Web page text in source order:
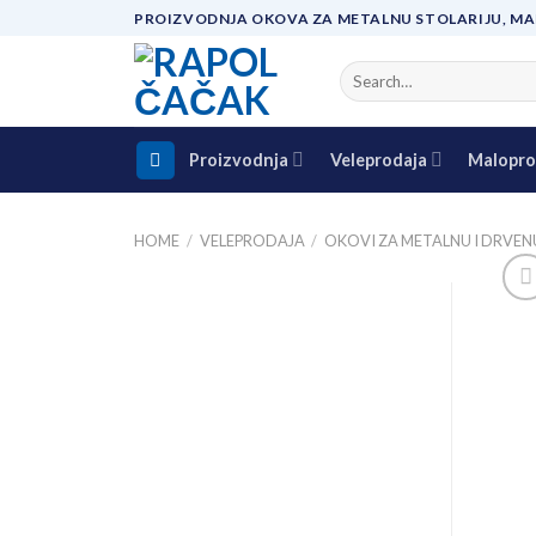
PROIZVODNJA OKOVA ZA METALNU STOLARIJU,
Search
for:
Proizvodnja Veleprodaja
HOME / VELEPRODAJA / OKOVI ZA METALNU I